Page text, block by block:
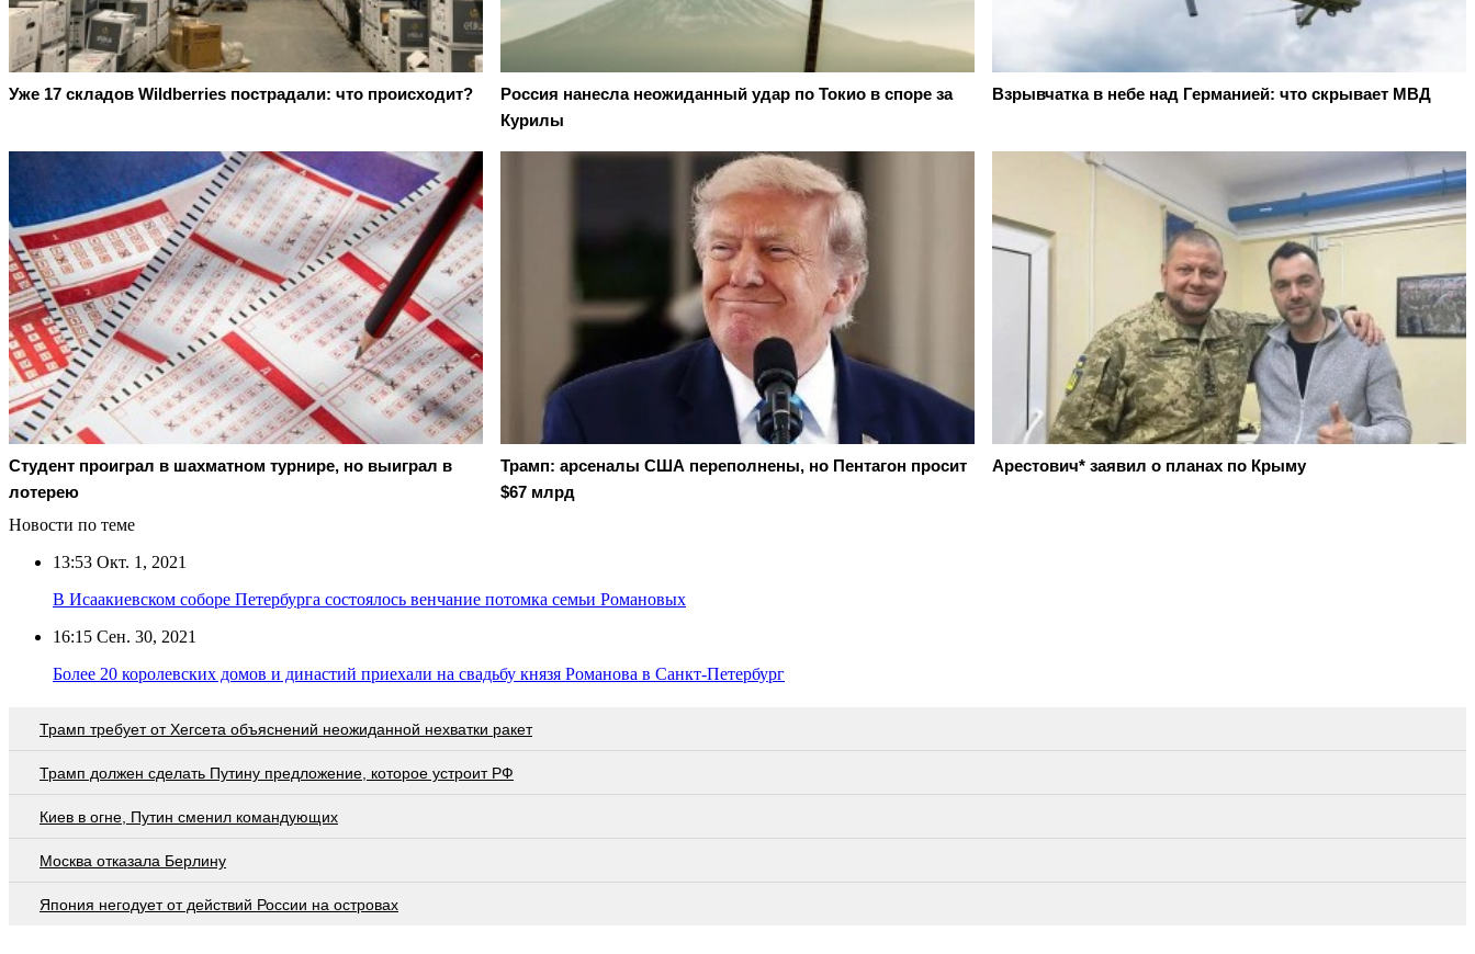
Уже 17 складов Wildberries пострадали: что происходит?
Россия нанесла неожиданный удар по Токио в споре за
Курилы
Взрывчатка в небе над Германией: что скрывает МВД
Студент проиграл в шахматном турнире, но выиграл в
лотерею
Трамп: арсеналы США переполнены, но Пентагон просит
$67 млрд
Арестович* заявил о планах по Крыму
Новости по теме
13:53 Окт. 1, 2021
В Исаакиевском соборе Петербурга состоялось венчание потомка семьи Романовых
16:15 Сен. 30, 2021
Более 20 королевских домов и династий приехали на свадьбу князя Романова в Санкт-Петербург
Трамп требует от Хегсета объяснений неожиданной нехватки ракет
Трамп должен сделать Путину предложение, которое устроит РФ
Киев в огне, Путин сменил командующих
Москва отказала Берлину
Япония негодует от действий России на островах